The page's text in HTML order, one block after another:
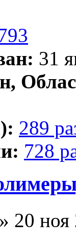
31
289
728
» 20 ноя